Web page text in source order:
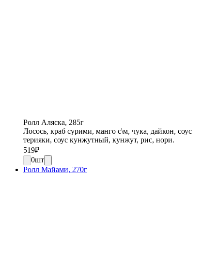
Ролл Аляска, 285г
Лосось, краб сурими, манго с\м, чука, дайкон, соус
терияки, соус кунжутный, кунжут, рис, нори.
519₽
0шт
Ролл Майами, 270г